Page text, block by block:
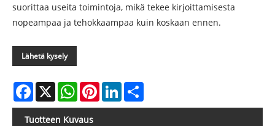
suorittaa useita toimintoja, mikä tekee kirjoittamisesta
nopeampaa ja tehokkaampaa kuin koskaan ennen.
Lähetä kysely
Facebook
X WhatsAppPinterestLinkedIn
Tuotteen Kuvaus